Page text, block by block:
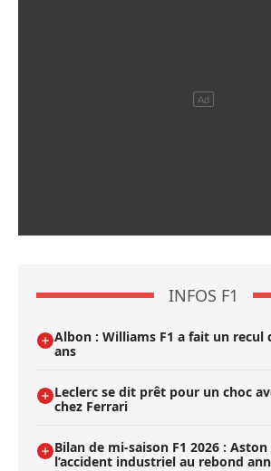
INFOS F1
Albon : Williams F1 a fait un recul
ans
Leclerc se dit prêt pour un choc
chez Ferrari
Bilan de mi-saison F1 2026 :
l’accident industriel au rebond